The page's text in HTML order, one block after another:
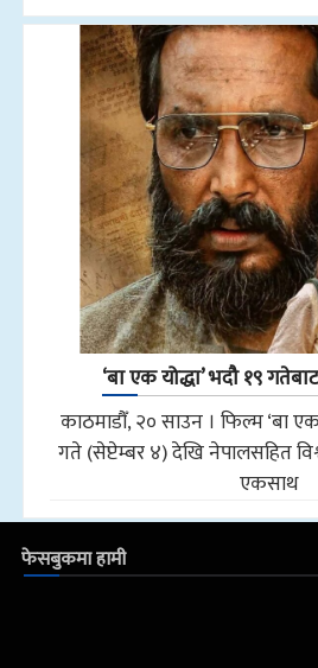
‘बा एक योद्धा’ भदौ १९
काठमाडौँ, २० साउन । फिल्म ‘बा
गते (सेप्टेम्बर ४) देखि नेपालसहित
एकसाथ
फेसबुकमा हामी